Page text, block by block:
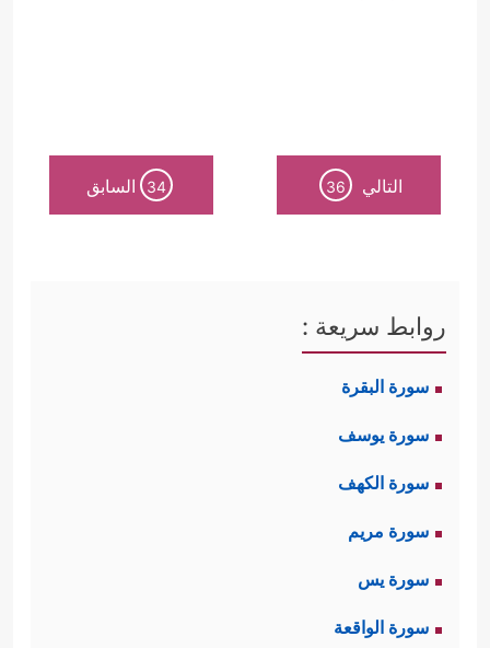
التالي 36
34 السابق
روابط سريعة :
سورة البقرة
سورة يوسف
سورة الكهف
سورة مريم
سورة يس
سورة الواقعة